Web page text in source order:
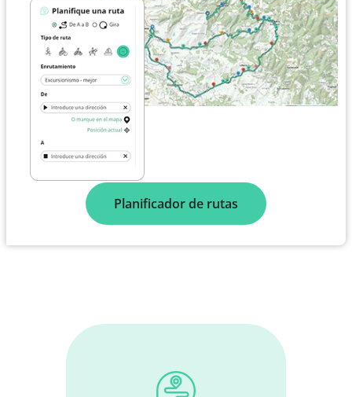
Planificador de rutas